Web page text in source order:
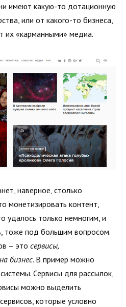
имеют какую-то дотационную
или от какого-то бизнеса,
их «карманными» медиа.
наверное, столько
монетизировать контент,
удалось только немногим, и
тоже под большим вопросом.
– это сервисы,
бизнес. В пример можно
Сервисы для рассылок,
можно выделить
которые условно